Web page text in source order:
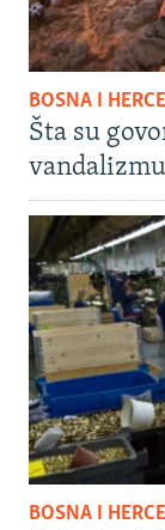
BOSNA I
Šta su
BOSNA I